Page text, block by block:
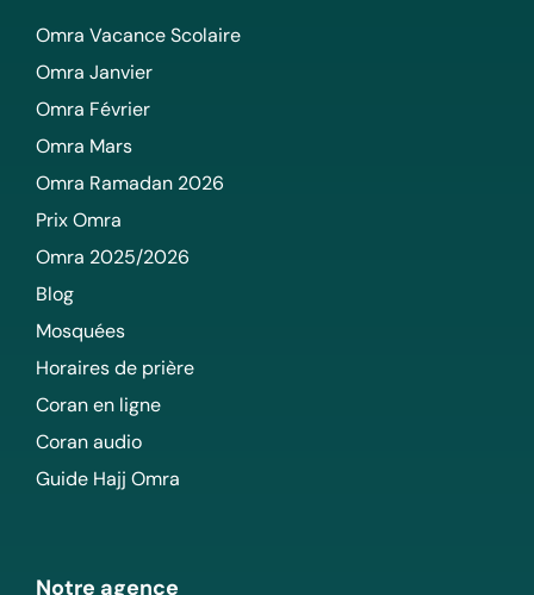
Omra Vacance Scolaire
Omra Janvier
Omra Février
Omra Mars
Omra Ramadan 2026
Prix Omra
Omra 2025/2026
Blog
Mosquées
Horaires de prière
Coran en ligne
Coran audio
Guide Hajj Omra
Notre agence